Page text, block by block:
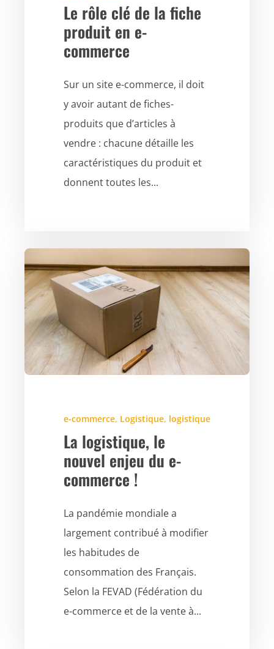
Le rôle clé de la fiche
produit en e-
commerce
Sur un site e-commerce, il doit
y avoir autant de fiches-
produits que d’articles à
vendre : chacune détaille les
caractéristiques du produit et
donnent toutes les...
e-commerce, Logistique, logistique
La logistique, le
nouvel enjeu du e-
commerce !
La pandémie mondiale a
largement contribué à modifier
les habitudes de
consommation des Français.
Selon la FEVAD (Fédération du
e-commerce et de la vente à...